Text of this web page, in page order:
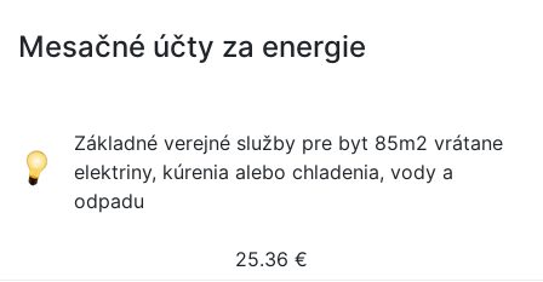
Mesačné účty za energie
Základné verejné služby pre byt 85m2 vrátane
elektriny, kúrenia alebo chladenia, vody a
odpadu
25.36 €